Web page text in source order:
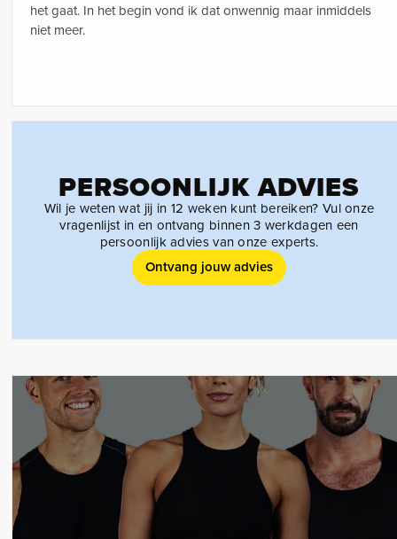
het gaat. In het begin vond ik dat onwennig maar inmiddels
niet meer.
PERSOONLIJK ADVIES
Wil je weten wat jij in 12 weken kunt bereiken? Vul onze
vragenlijst in en ontvang binnen 3 werkdagen een
persoonlijk advies van onze experts.
Ontvang jouw advies